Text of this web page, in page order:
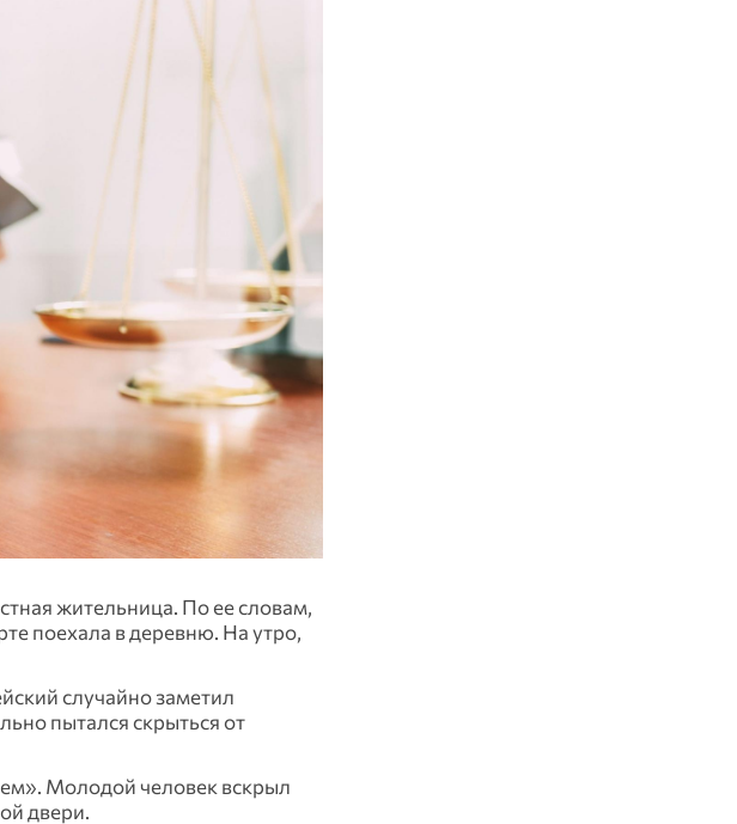
жительница. По ее словам,
поехала в деревню. На утро,
случайно заметил
пытался скрыться от
Молодой человек вскрыл
двери.